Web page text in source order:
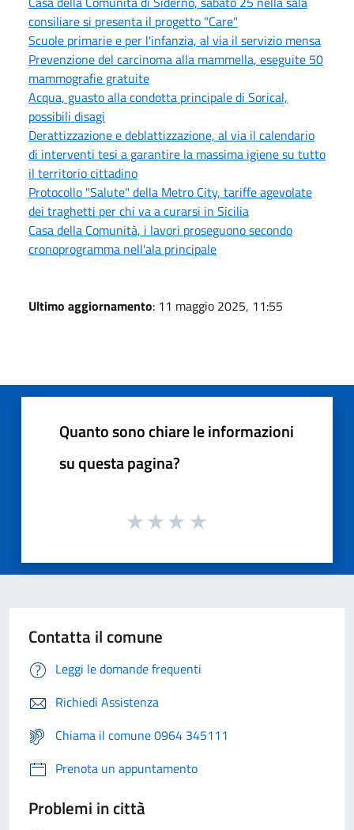
consiliare si presenta il progetto "Care"
Scuole primarie e per l'infanzia, al via il servizio mensa
Prevenzione del carcinoma alla mammella, eseguite 50
mammografie gratuite
Acqua, guasto alla condotta principale di Sorical,
possibili disagi
Derattizzazione e deblattizzazione, al via il calendario
di interventi tesi a garantire la massima igiene su tutto
il territorio cittadino
Protocollo "Salute" della Metro City, tariffe agevolate
dei traghetti per chi va a curarsi in Sicilia
Casa della Comunità, i lavori proseguono secondo
cronoprogramma nell'ala principale
Ultimo aggiornamento: 11 maggio 2025, 11:55
Quanto sono chiare le informazioni
su questa pagina?
Contatta il comune
Leggi le domande frequenti
Richiedi Assistenza
Chiama il comune 0964 345111
Prenota un appuntamento
Problemi in città